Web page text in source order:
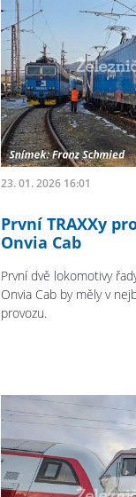
23. 01. 2026 16:01
První TRAXXy
Onvia Cab
První dvě lokomotivy
Onvia Cab by měly v
provozu.